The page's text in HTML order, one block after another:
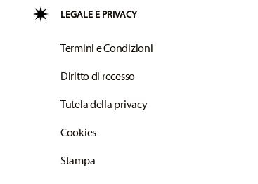
LEGALE E PRIVACY
Termini e Condizioni
Diritto di recesso
Tutela della privacy
Cookies
Stampa